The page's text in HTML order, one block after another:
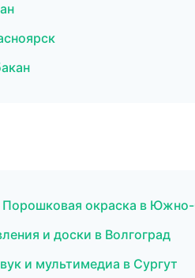
окраска в Южно-
и доски в Волгоград
и мультимедиа в Сургут